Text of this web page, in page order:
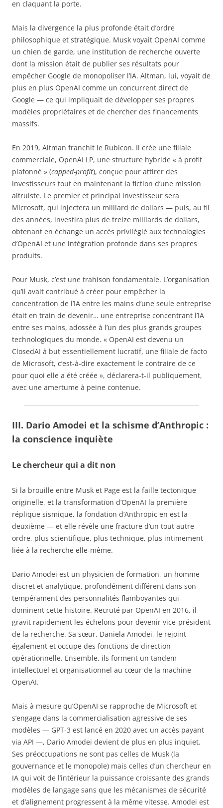
en claquant la porte.
Mais la divergence la plus profonde était d’ordre
philosophique et stratégique. Musk voyait OpenAI comme
un chien de garde, une institution de recherche ouverte
dont la mission était de publier ses résultats pour
empêcher Google de monopoliser l’IA. Altman, lui, voyait de
plus en plus OpenAI comme un concurrent direct de
Google — ce qui impliquait de développer ses propres
modèles propriétaires et de chercher des financements
massifs.
En 2019, Altman franchit le Rubicon. Il crée une filiale
commerciale, OpenAI LP, une structure hybride « à profit
plafonné » (capped-profit), conçue pour attirer des
investisseurs tout en maintenant la fiction d’une mission
altruiste. Le premier et principal investisseur sera
Microsoft, qui injectera un milliard de dollars — puis, au fil
des années, investira plus de treize milliards de dollars,
obtenant en échange un accès privilégié aux technologies
d’OpenAI et une intégration profonde dans ses propres
produits.
Pour Musk, c’est une trahison fondamentale. L’organisation
qu’il avait contribué à créer pour empêcher la
concentration de l’IA entre les mains d’une seule entreprise
était en train de devenir… une entreprise concentrant l’IA
entre ses mains, adossée à l’un des plus grands groupes
technologiques du monde. « OpenAI est devenu un
ClosedAI à but essentiellement lucratif, une filiale de facto
de Microsoft, c’est-à-dire exactement le contraire de ce
pour quoi elle a été créée », déclarera-t-il publiquement,
avec une amertume à peine contenue.
III. Dario Amodei et la schisme d’Anthropic :
la conscience inquiète
Le chercheur qui a dit non
Si la brouille entre Musk et Page est la faille tectonique
originelle, et la transformation d’OpenAI la première
réplique sismique, la fondation d’Anthropic en est la
deuxième — et elle révèle une fracture d’un tout autre
ordre, plus scientifique, plus technique, plus intimement
liée à la recherche elle-même.
Dario Amodei est un physicien de formation, un homme
discret et analytique, profondément différent dans son
tempérament des personnalités flamboyantes qui
dominent cette histoire. Recruté par OpenAI en 2016, il
gravit rapidement les échelons pour devenir vice-président
de la recherche. Sa sœur, Daniela Amodei, le rejoint
également et occupe des fonctions de direction
opérationnelle. Ensemble, ils forment un tandem
intellectuel et organisationnel au cœur de la machine
OpenAI.
Mais à mesure qu’OpenAI se rapproche de Microsoft et
s’engage dans la commercialisation agressive de ses
modèles — GPT-3 est lancé en 2020 avec un accès payant
via API —, Dario Amodei devient de plus en plus inquiet.
Ses préoccupations ne sont pas celles de Musk (la
gouvernance et le monopole) mais celles d’un chercheur en
IA qui voit de l’intérieur la puissance croissante des grands
modèles de langage sans que les mécanismes de sécurité
et d’alignement progressent à la même vitesse. Amodei est